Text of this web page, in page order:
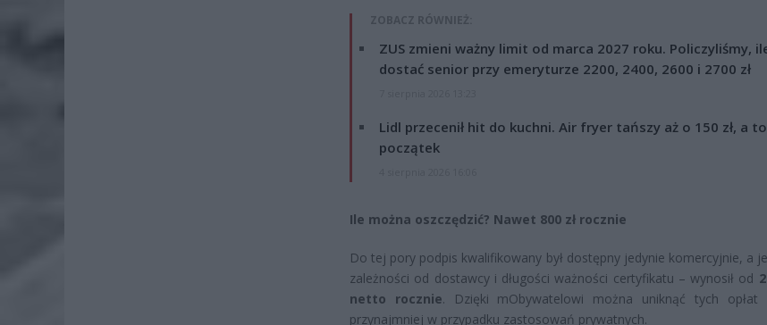
ZOBACZ RÓWNIEŻ:
ZUS zmieni ważny limit od marca 2027 roku. Policzyliśmy,
dostać senior przy emeryturze 2200, 2400, 2600 i 2700 zł
Lidl przecenił hit do kuchni. Air fryer tańszy aż o 150 zł, a
początek
Ile można oszczędzić? Nawet 800 zł rocznie
Do tej pory podpis kwalifikowany był dostępny jedynie komercyjnie, a
zależności od dostawcy i długości ważności certyfikatu – wynosił od
netto rocznie. Dzięki mObywatelowi można uniknąć tych opłat
przynajmniej w przypadku zastosowań prywatnych.